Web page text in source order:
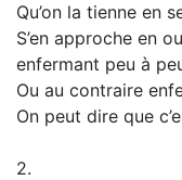
Qu’on la tienne en
S’en approche en
enfermant peu à
Ou au contraire
On peut dire que
2.